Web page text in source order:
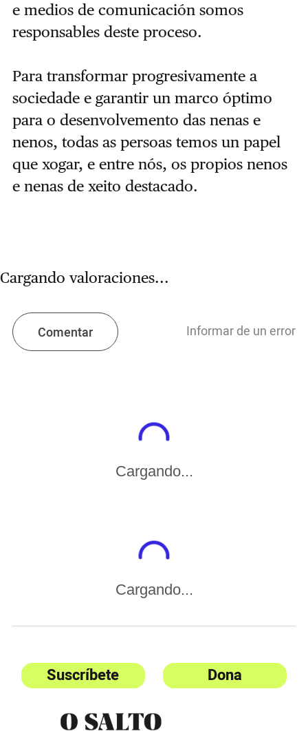
e medios de comunicación somos
responsables deste proceso.
Para transformar progresivamente a
sociedade e garantir un marco óptimo
para o desen­volvemento das nenas e
nenos, todas as persoas temos un papel
que xogar, e entre nós, os propios nenos
e nenas de xeito destacado.
Cargando valoraciones...
Comentar Informar de un error
Cargando...
Cargando...
Suscríbete Dona